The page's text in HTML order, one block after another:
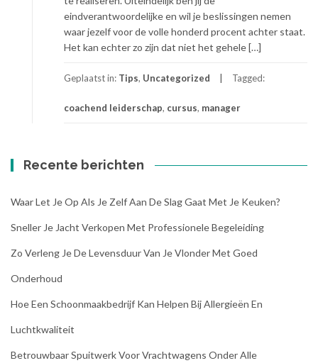
eindverantwoordelijke en wil je beslissingen nemen
waar jezelf voor de volle honderd procent achter staat.
Het kan echter zo zijn dat niet het gehele […]
Geplaatst in: Tips, Uncategorized Tagged:
coachend leiderschap, cursus, manager
Recente berichten
Waar Let Je Op Als Je Zelf Aan De Slag Gaat Met Je Keuken?
Sneller Je Jacht Verkopen Met Professionele Begeleiding
Zo Verleng Je De Levensduur Van Je Vlonder Met Goed
Onderhoud
Hoe Een Schoonmaakbedrijf Kan Helpen Bij Allergieën En
Luchtkwaliteit
Betrouwbaar Spuitwerk Voor Vrachtwagens Onder Alle